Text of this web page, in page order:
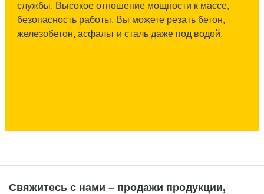
службы. Высокое отношение мощности к массе,
безопасность работы. Вы можете резать бетон,
железобетон, асфальт и сталь даже под водой.
Свяжитесь с нами – продажи продукции,